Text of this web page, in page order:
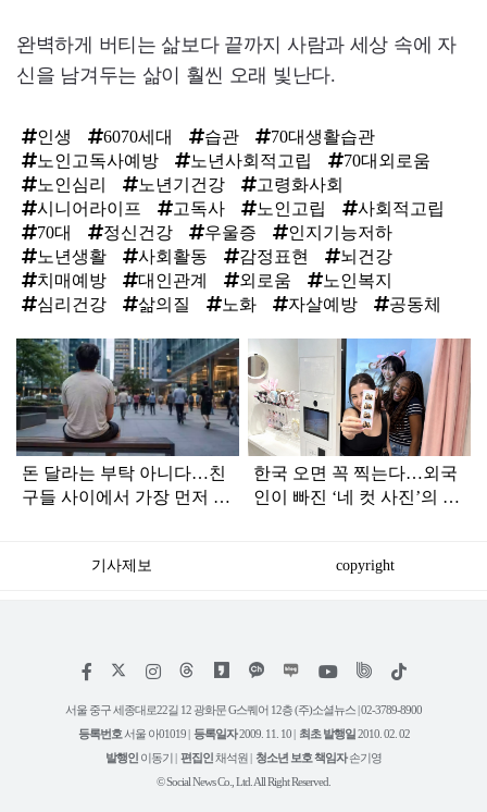
완벽하게 버티는 삶보다 끝까지 사람과 세상 속에 자
신을 남겨두는 삶이 훨씬 오래 빛난다.
인생 6070세대 습관
70대생활습관
노인고독사예방
노년사회적고립
70대외로움
노인심리
노년기건강
고령화사회
시니어라이프
고독사 노인고립
사회적고립
70대
정신건강 우울증
인지기능저하
노년생활
사회활동 감정표현
뇌건강
치매예방
대인관계 외로움
노인복지
심리건강
삶의질 노화 자살예방 공동체
탑
라
인
돈 달라는 부탁 아니다…친
구들 사이에서 가장 먼저 연
한국 오면 꼭 찍는다…외국
인이 빠진 ‘네 컷 사진’의 시
기사제보 copyright
페
스
인
타
램
위
트
유
튜
틱
서울 중구 세종대로22길 12 광화문 G스퀘어 12층 (주)소셜뉴스 | 02-3789-8900
등록번호 서울 아01019 | 등록일자2009. 11. 10 | 최초 발행일2010. 02. 02
발행인 이동기 | 편집인채석원 | 청소년 보호 책임자손기영
© Social News Co., Ltd. All Right Reserved.